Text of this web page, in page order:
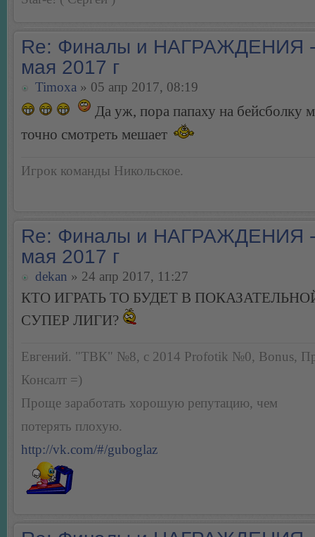
Re: Финалы и НАГРАЖДЕНИЯ
мая 2017 г
Timoxa » 05 апр 2017, 08:19
Да уж, пора папаху на бейсболку
точно смотреть мешает
Игрок команды Никольское.
Re: Финалы и НАГРАЖДЕНИЯ
мая 2017 г
dekan » 24 апр 2017, 11:27
КТО ИГРАТЬ ТО БУДЕТ В
СУПЕР ЛИГИ?
Евгений. "ТВК" №8, с 2014 Profotik №0, Bonus,
Консалт =)
Проще заработать хорошую репутацию, чем
потерять плохую.
http://vk.com/#/guboglaz